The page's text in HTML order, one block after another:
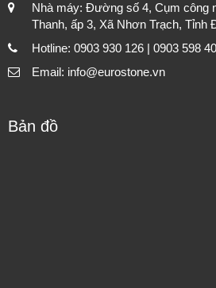
Nhà máy: Đường số 4, Cụm công
Thanh, ấp 3, Xã Nhơn Trạch, Tỉnh
Hotline: 0903 930 126 | 0903 598
Email: info@eurostone.vn
Bản đồ